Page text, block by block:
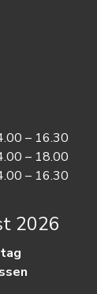
– 16.30
– 18.00
– 16.30
2026